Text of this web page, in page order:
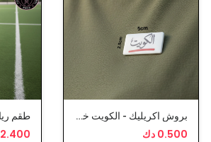
بروش اكريليك - الكويت خط احمر
0.500 دك
2.400 دك